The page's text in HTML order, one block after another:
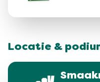
Locatie &